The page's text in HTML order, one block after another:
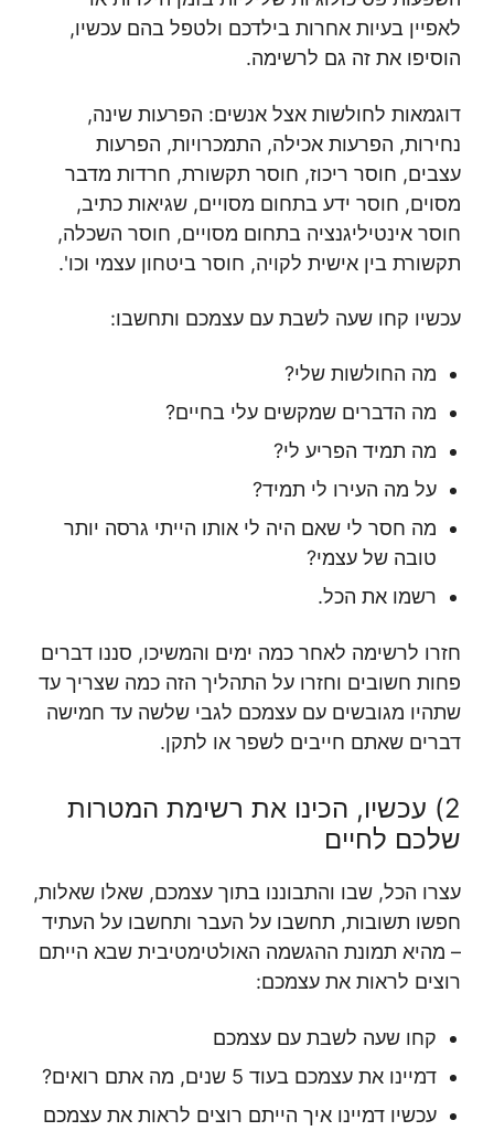
לאפיין בעיות אחרות בילדכם ולטפל בהם עכשיו,
הוסיפו את זה גם לרשימה.
דוגמאות לחולשות אצל אנשים: הפרעות שינה,
נחירות, הפרעות אכילה, התמכרויות, הפרעות
עצבים, חוסר ריכוז, חוסר תקשורת, חרדות מדבר
מסוים, חוסר ידע בתחום מסויים, שגיאות כתיב,
חוסר אינטיליגנציה בתחום מסויים, חוסר השכלה,
תקשורת בין אישית לקויה, חוסר ביטחון עצמי וכו'.
עכשיו קחו שעה לשבת עם עצמכם ותחשבו:
מה החולשות שלי?
מה הדברים שמקשים עלי בחיים?
מה תמיד הפריע לי?
על מה העירו לי תמיד?
מה חסר לי שאם היה לי אותו הייתי גרסה יותר
טובה של עצמי?
רשמו את הכל.
חזרו לרשימה לאחר כמה ימים והמשיכו, סננו דברים
פחות חשובים וחזרו על התהליך הזה כמה שצריך עד
שתהיו מגובשים עם עצמכם לגבי שלשה עד חמישה
דברים שאתם חייבים לשפר או לתקן.
2) עכשיו, הכינו את רשימת המטרות
שלכם לחיים
עצרו הכל, שבו והתבוננו בתוך עצמכם, שאלו שאלות,
חפשו תשובות, תחשבו על העבר ותחשבו על העתיד
– מהיא תמונת ההגשמה האולטימטיבית שבא הייתם
רוצים לראות את עצמכם:
קחו שעה לשבת עם עצמכם
דמיינו את עצמכם בעוד 5 שנים, מה אתם רואים?
עכשיו דמיינו איך הייתם רוצים לראות את עצמכם